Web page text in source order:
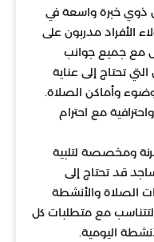
ذوي خبرة واسعة في
الأفراد مدربون على
مع جميع جوانب
تحتاج إلى عناية
وأماكن الصلاة.
مع احترام
ومخصصة لتلبية
قد تحتاج إلى
الصلاة والأنشطة
مع متطلبات كل
اليومية.